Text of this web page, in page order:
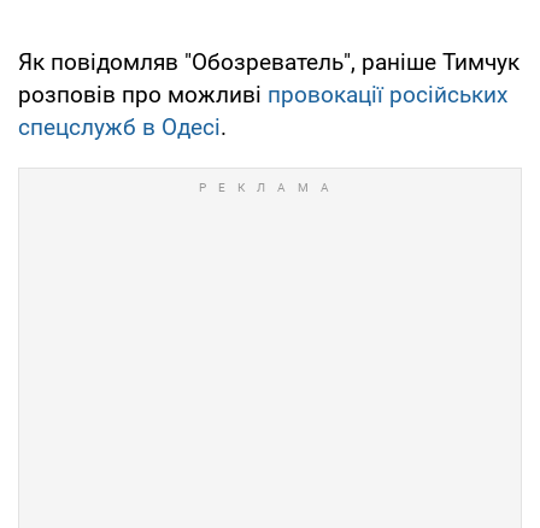
Як повідомляв "Обозреватель", раніше Тимчук
розповів про можливі провокації російських
спецслужб в Одесі.